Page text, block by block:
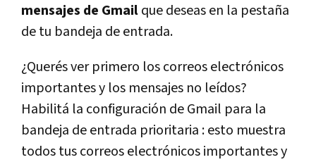
mensajes de Gmailque deseas en la pestaña
de tu bandeja de entrada.
¿Querés ver primero los correos electrónicos
importantes y los mensajes no leídos?
Habilitá la configuración de Gmail para la
bandeja de entrada prioritaria : esto muestra
todos tus correos electrónicos importantes y